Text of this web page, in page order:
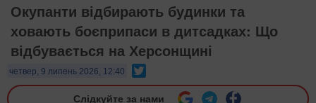
Окупанти відбирають будинки та
ховають боєприпаси в дитсадках: Що
відбувається на Херсонщині
четвер, 9 липень 2026, 12:40
Слідкуйте за нами